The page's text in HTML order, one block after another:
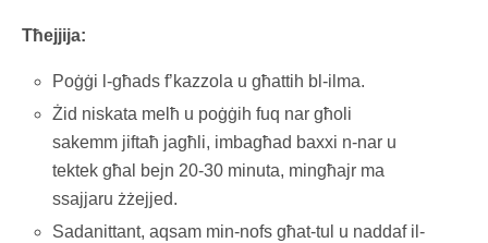
Tħejjija:
Poġġi l-għads f’kazzola u għattih bl-ilma.
Żid niskata melħ u poġġih fuq nar għoli
sakemm jiftaħ jagħli, imbagħad baxxi n-nar u
tektek għal bejn 20-30 minuta, mingħajr ma
ssajjaru żżejjed.
Sadanittant, aqsam min-nofs għat-tul u naddaf il-